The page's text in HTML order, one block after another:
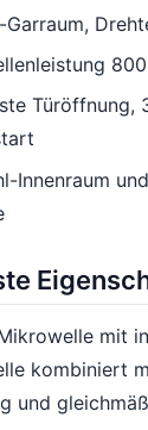
Türöffnung,
Innenraum
mit
kombiniert
und